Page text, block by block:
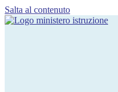
Salta al contenuto